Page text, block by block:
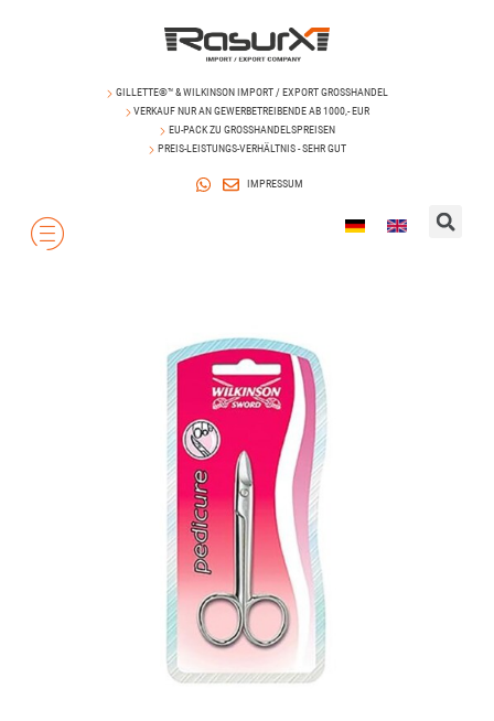
GILLETTE®™ & WILKINSON IMPORT / EXPORT GROSSHANDEL
VERKAUF NUR AN GEWERBETREIBENDE AB 1000,- EUR
EU-PACK ZU GROSSHANDELSPREISEN
PREIS-LEISTUNGS-VERHÄLTNIS - SEHR GUT
IMPRESSUM